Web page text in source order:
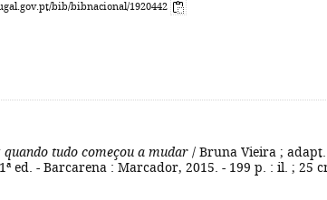
bib/bibnacional/1920442
quando tudo começou a mudar / Bruna Vieira ; adapt.
ed. - Barcarena : Marcador, 2015. - 199 p. : il. ; 25